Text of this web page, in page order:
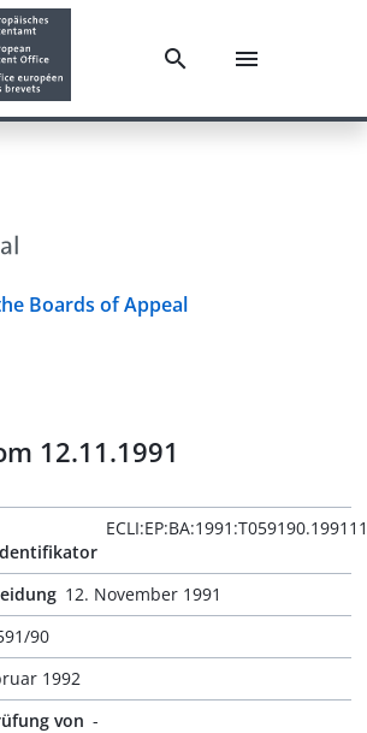
Boards of Appeal
12.11.1991
12. November 1991
90
1992
von -